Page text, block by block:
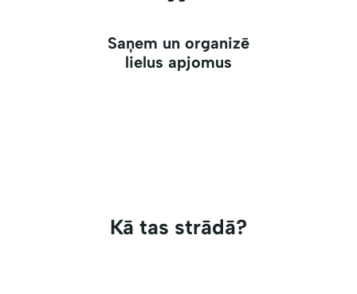
Saņem un organizē
lielus apjomus
Kā tas strādā?